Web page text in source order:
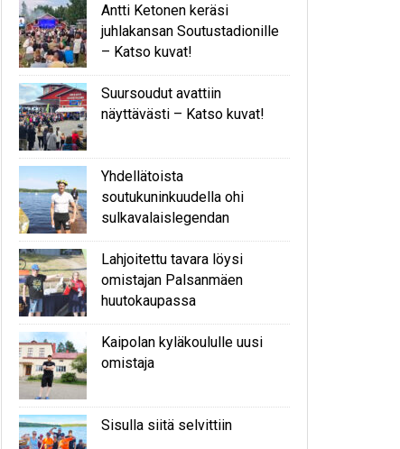
Antti Ketonen keräsi
juhlakansan Soutustadionille
– Katso kuvat!
Suursoudut avattiin
näyttävästi – Katso kuvat!
Yhdellätoista
soutukuninkuudella ohi
sulkavalaislegendan
Lahjoitettu tavara löysi
omistajan Palsanmäen
huutokaupassa
Kaipolan kyläkoululle uusi
omistaja
Sisulla siitä selvittiin